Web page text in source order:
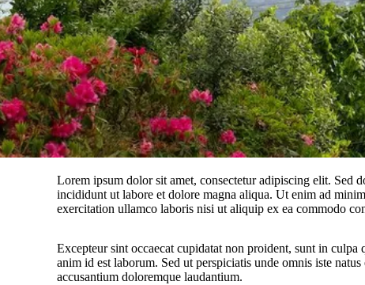
Lorem ipsum dolor sit amet, consectetur adipiscing elit. Sed
incididunt ut labore et dolore magna aliqua. Ut enim ad
exercitation ullamco laboris nisi ut aliquip ex ea commodo
Excepteur sint occaecat cupidatat non proident, sunt in
anim id est laborum. Sed ut perspiciatis unde omnis iste
accusantium doloremque laudantium.